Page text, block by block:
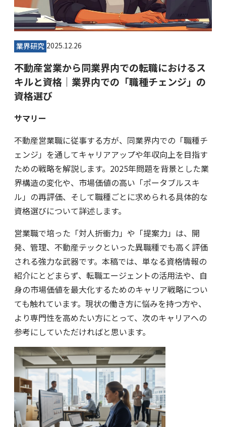
業界研究 2025.12.26
不動産営業から同業界内での転職におけるス
キルと資格｜業界内での「職種チェンジ」の
資格選び
サマリー
不動産営業職に従事する方が、同業界内での「職種チ
ェンジ」を通してキャリアアップや年収向上を目指す
ための戦略を解説します。2025年問題を背景とした業
界構造の変化や、市場価値の高い「ポータブルスキ
ル」の再評価、そして職種ごとに求められる具体的な
資格選びについて詳述します。
営業職で培った「対人折衝力」や「提案力」は、開
発、管理、不動産テックといった異職種でも高く評価
される強力な武器です。本稿では、単なる資格情報の
紹介にとどまらず、転職エージェントの活用法や、自
身の市場価値を最大化するためのキャリア戦略につい
ても触れています。現状の働き方に悩みを持つ方や、
より専門性を高めたい方にとって、次のキャリアへの
参考にしていただければと思います。